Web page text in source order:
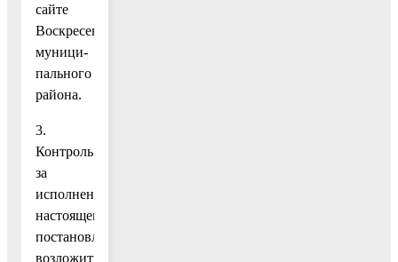
сайте
Воскресенского
муници-
пального
района.
3.
Контроль
за
исполнением
настоящего
постановления
возложить